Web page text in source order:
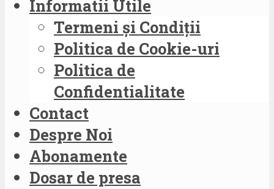
Informatii Utile
Termeni și Condiții
Politica de Cookie-uri
Politica de
Confidentialitate
Contact
Despre Noi
Abonamente
Dosar de presa